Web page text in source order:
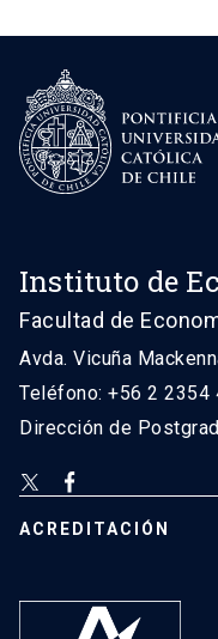
Instituto de
Facultad de
Avda. Vicuña
Teléfono: +56 2 2354
Dirección de
ACREDITACIÓN